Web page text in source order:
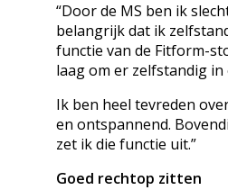
“Door de MS ben ik
belangrijk dat ik
functie van de Fitform-
laag om er zelfstandig
Ik ben heel tevreden
en ontspannend.
zet ik die functie uit.”
Goed rechtop zitten